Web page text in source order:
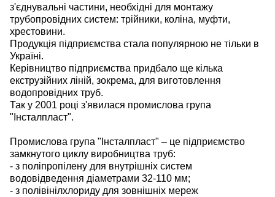
з'єднувальні частини, необхідні для монтажу
трубопровідних систем: трійники, коліна, муфти,
хрестовини.
Продукція підприємства стала популярною не тільки в
Україні.
Керівництво підприємства придбало ще кілька
екструзійних ліній, зокрема, для виготовлення
водопровідних труб.
Так у 2001 році з'явилася промислова група
"Інсталпласт".
Промислова група "Інсталпласт" – це підприємство
замкнутого циклу виробництва труб:
- з поліпропілену для внутрішніх систем
водовідведення діаметрами 32-110 мм;
- з полівінілхлориду для зовнішніх мереж